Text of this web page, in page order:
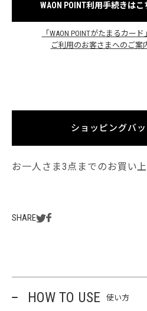
WAON POINT利用手続きはこ
「WAON POINTがたまるカード
ご利用のお客さまへのご案
ショッピングバ
お一人さま3点までのお買い
SHARE
HOW TO USE 使い方